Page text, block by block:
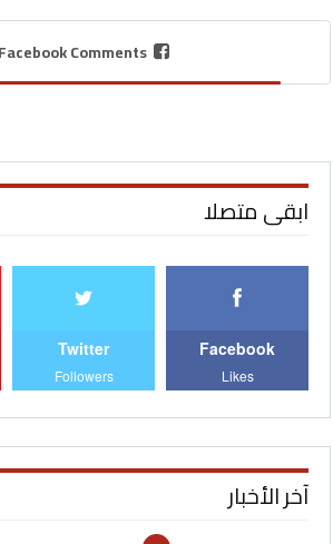
Facebook Comments
ابقى متصلا
Facebook
Likes
Twitter
Followers
آخر الأخبار